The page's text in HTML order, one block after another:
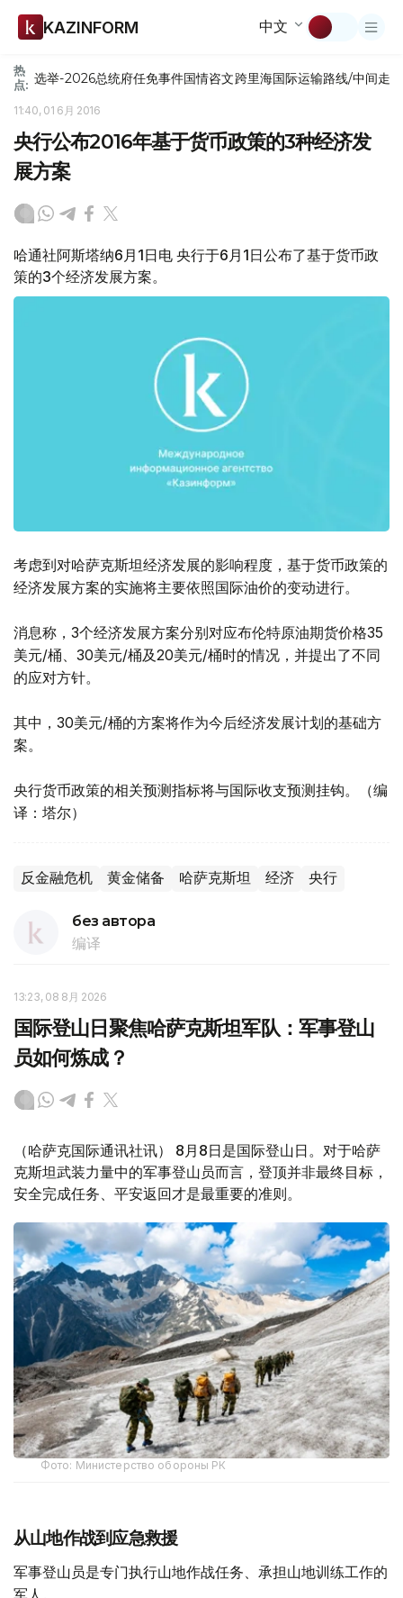
KAZINFORM 中文
热
点: 选举-2026总统府任免事件国情咨文跨里海国际运输路线/中间走廊
11:40, 01 6月 2016
央行公布2016年基于货币政策的3种经济发
展方案
哈通社阿斯塔纳6月1日电 央行于6月1日公布了基于货币政
策的3个经济发展方案。
考虑到对哈萨克斯坦经济发展的影响程度，基于货币政策的
经济发展方案的实施将主要依照国际油价的变动进行。
消息称，3个经济发展方案分别对应布伦特原油期货价格35
美元/桶、30美元/桶及20美元/桶时的情况，并提出了不同
的应对方针。
其中，30美元/桶的方案将作为今后经济发展计划的基础方
案。
央行货币政策的相关预测指标将与国际收支预测挂钩。（编
译：塔尔）
反金融危机 黄金储备 哈萨克斯坦 经济 央行
без автора
编译
13:23, 08 8月 2026
国际登山日聚焦哈萨克斯坦军队：军事登山
员如何炼成？
（哈萨克国际通讯社讯） 8月8日是国际登山日。对于哈萨
克斯坦武装力量中的军事登山员而言，登顶并非最终目标，
安全完成任务、平安返回才是最重要的准则。
Фото: Министерство обороны РК
从山地作战到应急救援
军事登山员是专门执行山地作战任务、承担山地训练工作的
军人。